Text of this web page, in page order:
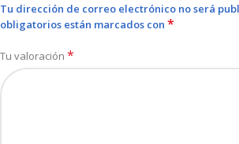
Tu dirección de correo electrónico no será
obligatorios están marcados con *
Tu valoración *